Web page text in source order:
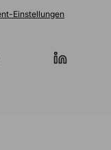
Einstellungen